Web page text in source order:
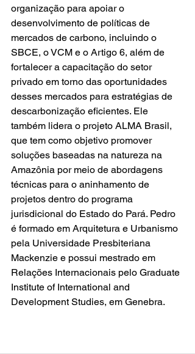
organização para apoiar o
desenvolvimento de políticas de
mercados de carbono, incluindo o
SBCE, o VCM e o Artigo 6, além de
fortalecer a capacitação do setor
privado em torno das oportunidades
desses mercados para estratégias de
descarbonização eficientes. Ele
também lidera o projeto ALMA Brasil,
que tem como objetivo promover
soluções baseadas na natureza na
Amazônia por meio de abordagens
técnicas para o aninhamento de
projetos dentro do programa
jurisdicional do Estado do Pará. Pedro
é formado em Arquitetura e Urbanismo
pela Universidade Presbiteriana
Mackenzie e possui mestrado em
Relações Internacionais pelo Graduate
Institute of International and
Development Studies, em Genebra.